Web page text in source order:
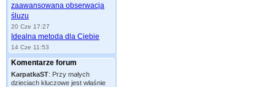
zaawansowana obserwacja
śluzu
20 Cze 17:27
Idealna metoda dla Ciebie
14 Cze 11:53
Komentarze forum
KarpatkaST: Przy małych
dzieciach kluczowe jest właśnie